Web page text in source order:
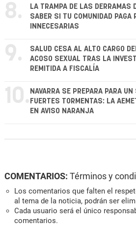
8.
LA TRAMPA DE LAS DERRAMAS
SABER SI TU COMUNIDAD PAGA
INNECESARIAS
9.
SALUD CESA AL ALTO CARGO
ACOSO SEXUAL TRAS LA
REMITIDA A FISCALÍA
10. NAVARRA SE PREPARA PARA
FUERTES TORMENTAS: LA
EN AVISO NARANJA
COMENTARIOS: Términos y
Los comentarios que falten el
al tema de la noticia, podrán ser
Cada usuario será el único
comentarios.